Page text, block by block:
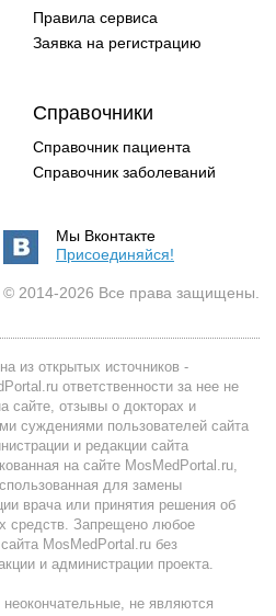
Правила сервиса
Заявка на регистрацию
Справочники
Справочник пациента
Справочник заболеваний
Мы Вконтакте
Присоединяйся!
© 2014-2026 Все права защищены.
из открытых источников -
ответственности за нее не
сайте, отзывы о докторах и
суждениями пользователей сайта
и редакции сайта
на сайте MosMedPortal.ru,
для замены
врача или принятия решения об
средств. Запрещено любое
MosMedPortal.ru без
и администрации проекта.
не являются